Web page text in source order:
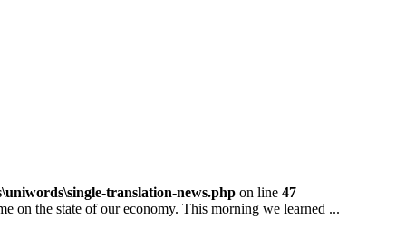
translation-news.php on line 47
the state of our economy. This morning we learned ...